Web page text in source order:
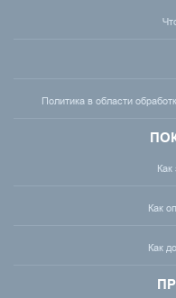
Политика в области
Как
Как
Как